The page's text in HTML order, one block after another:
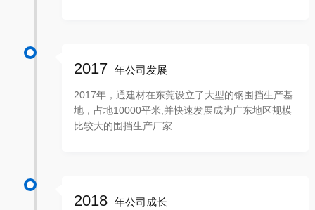
2017 年公司发展
2017年，通建材在东莞设立了大型的钢围挡生产基
地，占地10000平米,并快速发展成为广东地区规模
比较大的围挡生产厂家.
2018 年公司成长